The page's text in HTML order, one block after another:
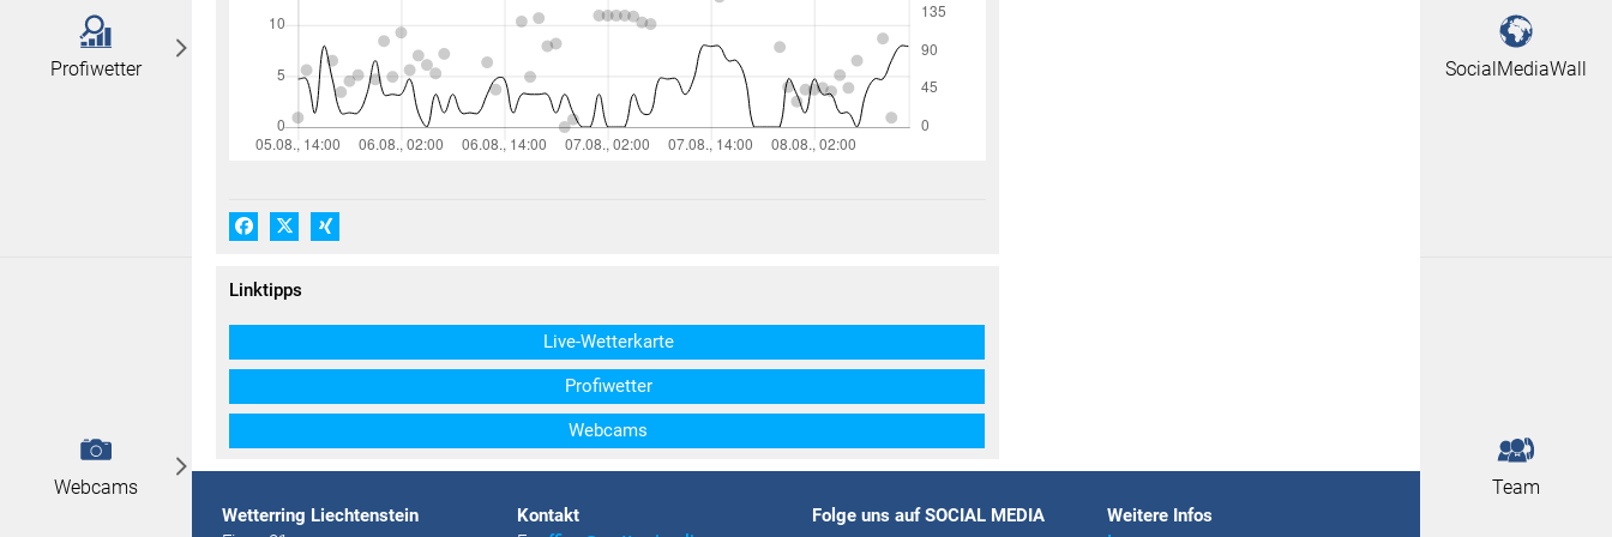
Profiwetter
Webcams
SocialMediaWall
Team
FacebookX (#[creator\plugin\share\core\structs\SocialSharingServiceSettings]:formaly_twitter#)
Xing
Linktipps
Live-Wetterkarte
Profiwetter
Webcams
Wetterring Liechtenstein
Kontakt
Folge uns auf SOCIAL MEDIA
Weitere Infos